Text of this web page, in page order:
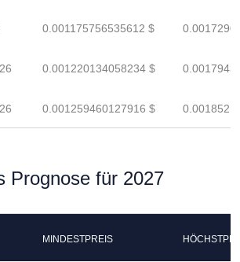
0.001175756535612 $
0.001220134058234 $
0.001259460127916 $
Prognose für 2027
MINDESTPREIS